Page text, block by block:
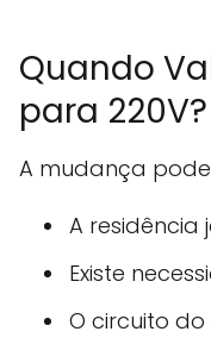
Quando
para 220V?
A mudança
A residência
Existe
O circuito